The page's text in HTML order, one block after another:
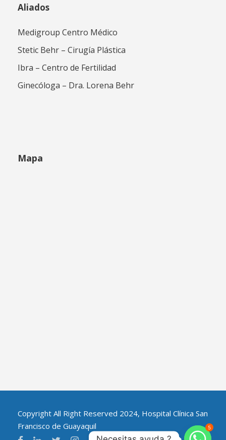
Aliados
Medigroup Centro Médico
Stetic Behr – Cirugía Plástica
Ibra – Centro de Fertilidad
Ginecóloga – Dra. Lorena Behr
Mapa
Copyright All Right Reserved 2024, Hospital Clínica San
Francisco de Guayaquil
5